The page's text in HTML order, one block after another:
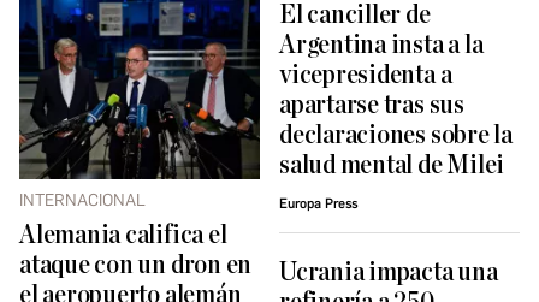
INTERNACIONAL
Alemania califica el
ataque con un dron en
el aeropuerto alemán
El canciller de
Argentina insta a la
vicepresidenta a
apartarse tras sus
declaraciones sobre la
salud mental de Milei
Europa Press
Ucrania impacta una